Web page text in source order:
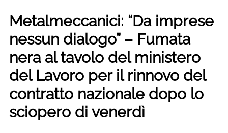
Metalmeccanici: “Da imprese
nessun dialogo” – Fumata
nera al tavolo del ministero
del Lavoro per il rinnovo del
contratto nazionale dopo lo
sciopero di venerdì